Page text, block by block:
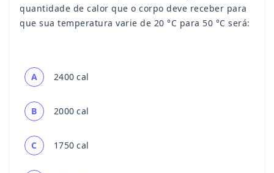
quantidade de calor que o corpo deve receber para
que sua temperatura varie de 20 °C para 50 °C será:
A 2400 cal
B 2000 cal
C 1750 cal